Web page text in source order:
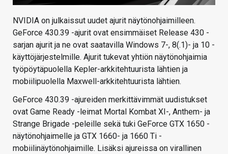
NVIDIA on julkaissut uudet ajurit näytönohjaimilleen.
GeForce 430.39 -ajurit ovat ensimmäiset Release 430 -
sarjan ajurit ja ne ovat saatavilla Windows 7-, 8(.1)- ja 10 -
käyttöjärjestelmille. Ajurit tukevat yhtiön näytönohjaimia
työpöytäpuolella Kepler-arkkitehtuurista lähtien ja
mobiilipuolella Maxwell-arkkitehtuurista lähtien.
GeForce 430.39 -ajureiden merkittävimmät uudistukset
ovat Game Ready -leimat Mortal Kombat XI-, Anthem- ja
Strange Brigade -peleille sekä tuki GeForce GTX 1650 -
näytönohjaimelle ja GTX 1660- ja 1660 Ti -
mobiilinäytönohjaimille. Lisäksi ajureissa on virallinen